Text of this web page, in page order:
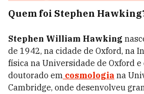
Quem foi Stephen
Stephen William Hawking
de 1942, na cidade de Oxford, na
física na Universidade de Oxford
doutorado em cosmologia na
Cambridge, onde desenvolveu